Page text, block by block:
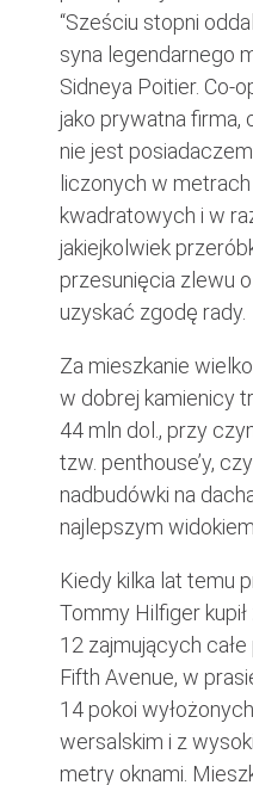
“Sześciu stopni
syna legendarnego
Sidneya Poitier. Co-
jako prywatna firma,
nie jest
liczonych w
kwadratowych i w
jakiejkolwiek
przesunięcia zlewu
uzyskać zgodę rady.
Za mieszkanie
w dobrej kamienicy
44 mln dol., przy
tzw. penthouse’y,
nadbudówki na
najlepszym widokiem.
Kiedy kilka lat temu
Tommy Hilfiger
12 zajmujących
Fifth Avenue, w
14 pokoi
wersalskim i z
metry oknami.